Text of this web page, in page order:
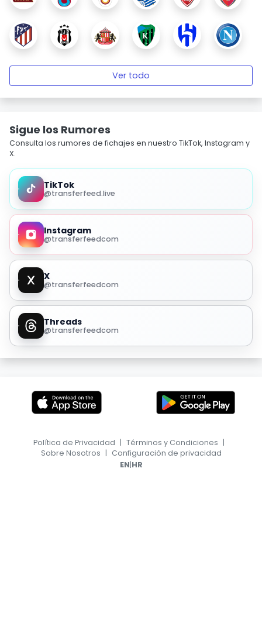
Ver todo
Sigue los Rumores
Consulta los rumores de fichajes en nuestro TikTok, Instagram y
X.
TikTok
@transferfeed.live
Instagram
@transferfeedcom
X
@transferfeedcom
Threads
@transferfeedcom
Política de Privacidad | Términos y Condiciones |
Sobre Nosotros | Configuración de privacidad
EN|HR